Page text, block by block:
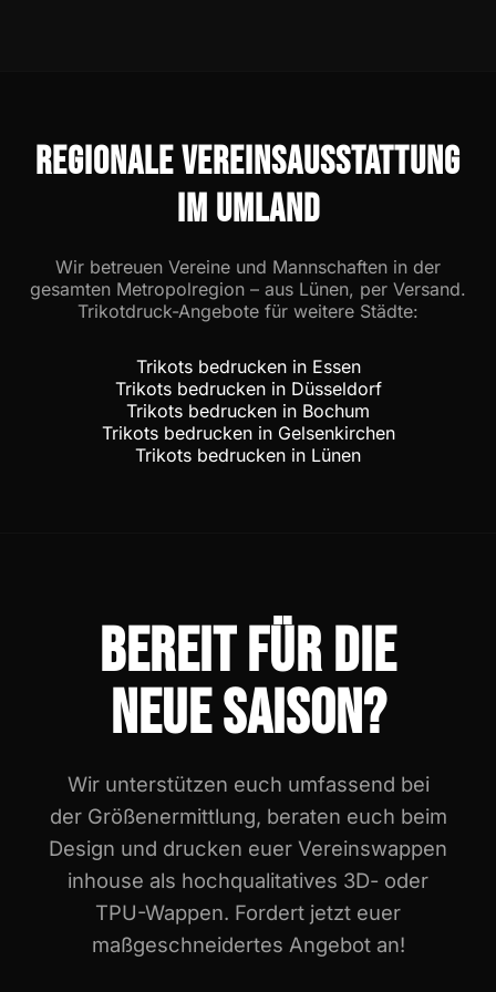
Vereinsplattform (SportBros Club) zugreifen.
Dort verwaltest du als Trainer, Abteilungsleiter
oder Vorstand ganz bequem eure
online frei und startest Nachbestellungen mit
wenigen Klicks.
REGIONALE VEREINSAUSSTATTUNG
IM UMLAND
Wir betreuen Vereine und Mannschaften in der
gesamten Metropolregion – aus Lünen, per Versand.
Trikotdruck-Angebote für weitere Städte:
Trikots bedrucken in Essen
Trikots bedrucken in Düsseldorf
Trikots bedrucken in Bochum
Trikots bedrucken in Gelsenkirchen
Trikots bedrucken in Lünen
BEREIT FÜR DIE
NEUE SAISON?
Wir unterstützen euch umfassend bei
der Größenermittlung, beraten euch beim
Design und drucken euer Vereinswappen
inhouse als hochqualitatives 3D- oder
TPU-Wappen. Fordert jetzt euer
maßgeschneidertes Angebot an!